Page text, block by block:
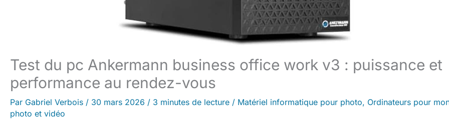
Test du pc Ankermann business office work v3 : puissance et
performance au rendez-vous
Par Gabriel Verbois / 30 mars 2026 / 3 minutes de lecture / Matériel informatique pour photo, Ordinateurs pour
photo et vidéo